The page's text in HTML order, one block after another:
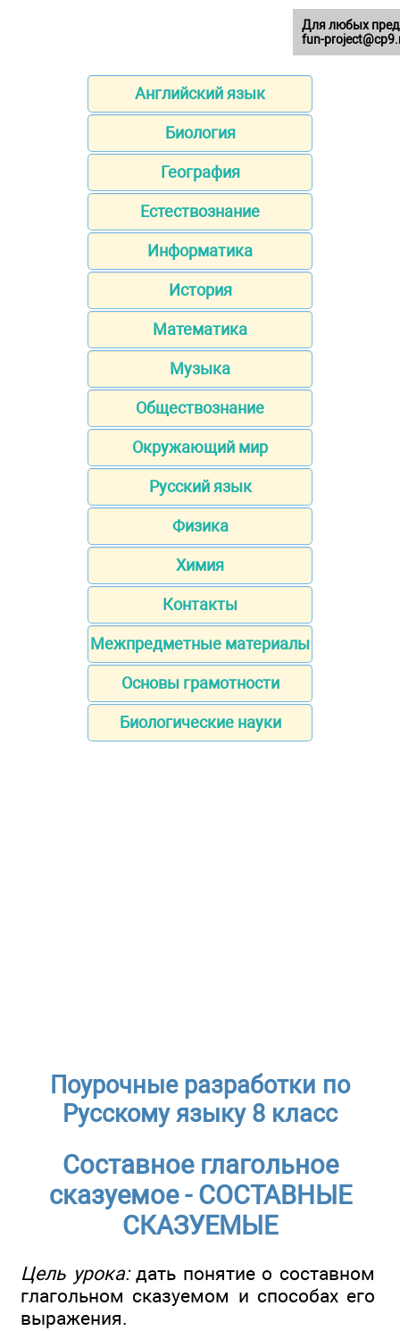
Английский язык
Биология
География
Естествознание
Информатика
История
Математика
Музыка
Обществознание
Окружающий мир
Русский язык
Физика
Химия
Контакты
Межпредметные материалы
Основы грамотности
Биологические науки
Поурочные разработки по
Русскому языку 8 класс
Составное глагольное
сказуемое - СОСТАВНЫЕ
СКАЗУЕМЫЕ
Цель урока:дать понятие о составном
глагольном сказуемом и способах его
выражения.
Для любых
fun-